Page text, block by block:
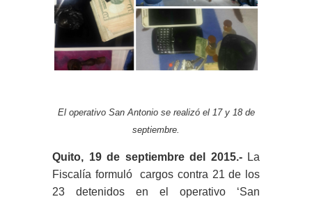
El operativo San Antonio se realizó el 17 y 18 de
septiembre.
Quito, 19 de septiembre del 2015.-La
Fiscalía formuló cargos contra 21 de los
23 detenidos en el operativo ‘San